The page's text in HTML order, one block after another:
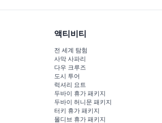
액티비티
전 세계 탐험
사막 사파리
다우 크루즈
도시 투어
럭셔리 요트
두바이 휴가 패키지
두바이 허니문 패키지
터키 휴가 패키지
몰디브 휴가 패키지